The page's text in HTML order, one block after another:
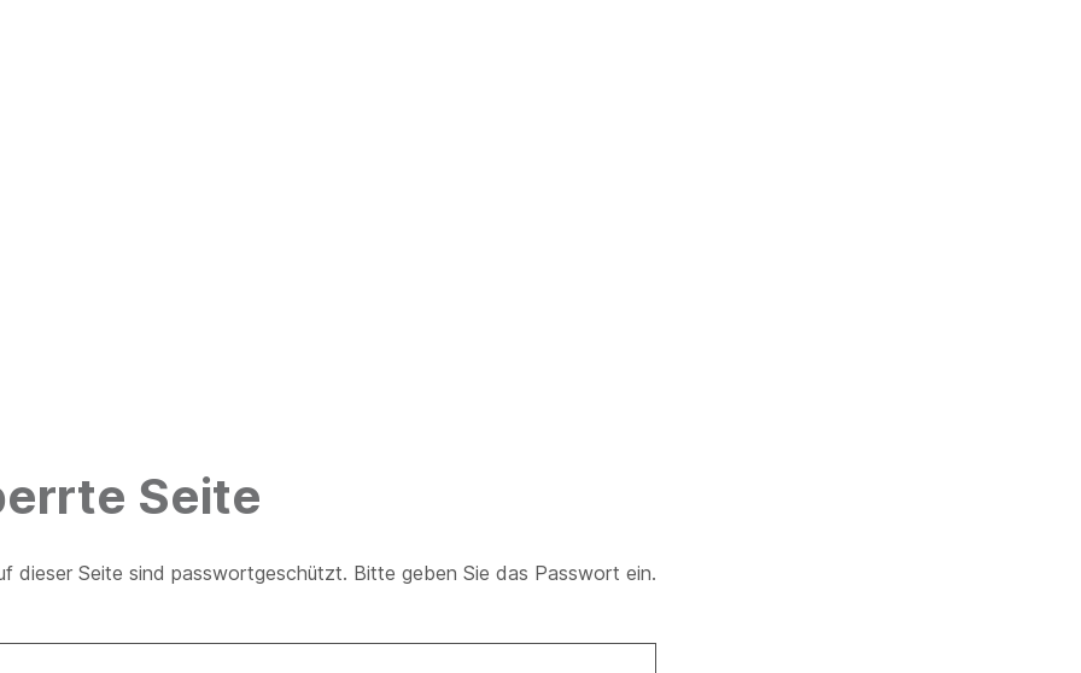
Seite
dieser Seite sind passwortgeschützt. Bitte geben Sie das Passwort ein.